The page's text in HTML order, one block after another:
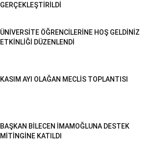
GERÇEKLEŞTİRİLDİ
ÜNİVERSİTE ÖĞRENCİLERİNE HOŞ GELDİNİZ
ETKİNLİĞİ DÜZENLENDİ
KASIM AYI OLAĞAN MECLİS TOPLANTISI
BAŞKAN BİLECEN İMAMOĞLUNA DESTEK
MİTİNGİNE KATILDI